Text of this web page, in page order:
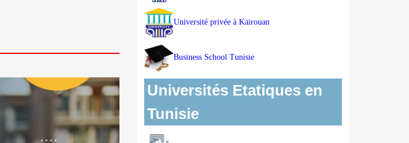
Université privée à Kairouan
Business School Tunisie
Universités Etatiques en
Tunisie